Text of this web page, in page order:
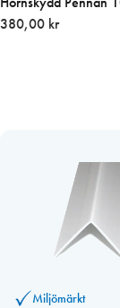
Utgår!
380,00 kr
Miljömärkt